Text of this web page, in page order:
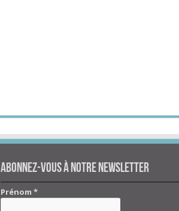
Abonnez-vous à notre newsletter
Prénom*